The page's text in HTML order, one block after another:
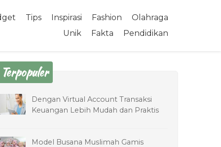
Tips Inspirasi Fashion
Olahraga
Unik
Fakta Pendidikan
Terpopuler
Dengan Virtual Account Transaksi
Keuangan Lebih Mudah dan Praktis
Model Busana Muslimah Gamis